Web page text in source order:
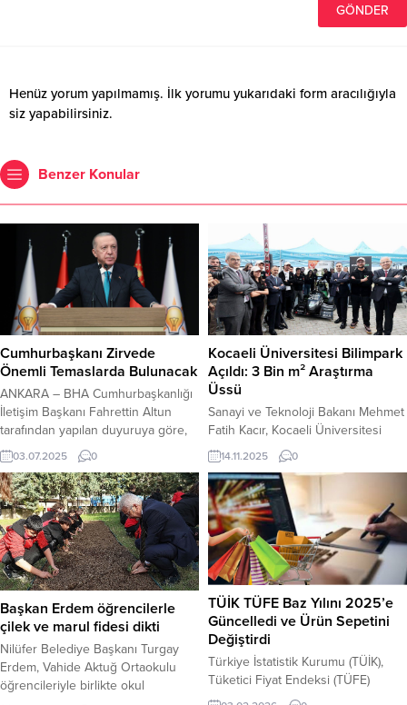
Henüz yorum yapılmamış. İlk yorumu yukarıdaki form aracılığıyla
siz yapabilirsiniz.
Benzer Konular
Cumhurbaşkanı Zirvede
Önemli Temaslarda Bulunacak
ANKARA – BHA Cumhurbaşkanlığı
İletişim Başkanı Fahrettin Altun
tarafından yapılan duyuruya göre,
Cumhurbaşkanı bir zirveye
katılacak ve önemli temaslarda
bulunacak. Cumhurbaşkanı Zirveye
Katılıyor Cumhurbaşkanı’nın bir
zirveye katılacağı bilgisi, İletişim
Başkanı Fahrettin Altun tarafından
kamuoyuna duyuruldu. Zirveye,
üye ülkelerin devlet ve hükümet
başkanlarının yanı sıra Kuzey Kıbrıs
Türk Cumhuriyeti (KKTC) gibi...
03.07.2025 0
Kocaeli Üniversitesi Bilimpark
Açıldı: 3 Bin m² Araştırma
Üssü
Sanayi ve Teknoloji Bakanı Mehmet
Fatih Kacır, Kocaeli Üniversitesi
Bilimpark’ın açılışını
gerçekleştirerek 3 bin metrekarelik
yeni nesil araştırma üssünün bilim,
teknoloji ve inovasyon ekosistemi
oluşturacağını belirtti. Sanayi ve
Teknoloji Bakanı Mehmet Fatih
Kacır, Kocaeli Üniversitesi
Bilimpark’ın açılış töreninde yaptığı
konuşmada, yeni merkezin
araştırmacılar, girişimciler ve
öğrenciler için önemli bir fırsat...
14.11.2025 0
Başkan Erdem öğrencilerle
çilek ve marul fidesi dikti
Nilüfer Belediye Başkanı Turgay
Erdem, Vahide Aktuğ Ortaokulu
öğrencileriyle birlikte okul
TÜİK TÜFE Baz Yılını 2025’e
Güncelledi ve Ürün Sepetini
Değiştirdi
Türkiye İstatistik Kurumu (TÜİK),
Tüketici Fiyat Endeksi (TÜFE)
hesaplamalarında baz yılı 2025